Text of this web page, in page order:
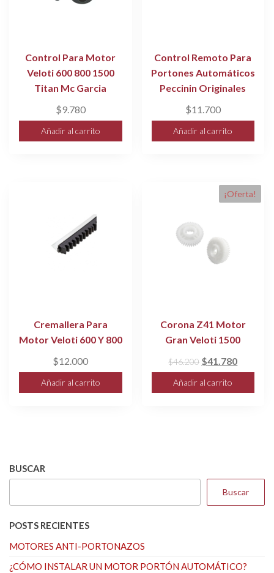
Control Para Motor
Veloti 600 800 1500
Titan Mc Garcia
$9.780
Añadir al carrito
Control Remoto Para
Portones Automáticos
Peccinin Originales
$11.700
Añadir al carrito
Cremallera Para
Motor Veloti 600 Y 800
$12.000
Añadir al carrito
¡Oferta!
Corona Z41 Motor
Gran Veloti 1500
$46.200 El
precio
original
$41.780El
precio
actual
Añadir al carrito
BUSCAR
Buscar
POSTS RECIENTES
MOTORES ANTI-PORTONAZOS
¿CÓMO INSTALAR UN MOTOR PORTÓN AUTOMÁTICO?